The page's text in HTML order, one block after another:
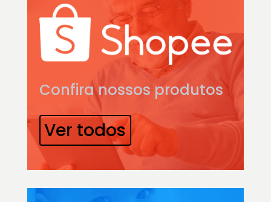
Confira nossos produtos
Ver todos